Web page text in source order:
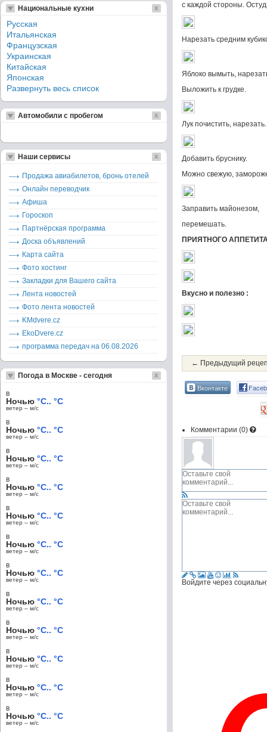
с каждой стороны.
Нарезать средним
Яблоко вымыть,
Выложить к грудке.
Лук почистить,
Добавить бруснику.
Можно свежую,
Заправить майонезом,
перемешать.
ПРИЯТНОГО
Вкусно и полезно :
← Предыдущий
Вконтакте
Комментарии (0)
Войдите через
Национальные кухни
Русская
Итальянская
Французская
Украинская
Китайская
Японская
Развернуть весь список
Автомобили с пробегом
Наши сервисы
Продажа авиабилетов, бронь отелей
Онлайн переводчик
Афиша
Гороскоп
Партнёрская программа
Доска объявлений
Карта сайта
Фото хостинг
Закладки для Вашего сайта
Лента новостей
Фото лента новостей
KMdvere.cz
EkoDvere.cz
программа передач на 06.08.2026
Погода в Москве - сегодня
в
Ночью °C.. °C
ветер – м/c
в
Ночью °C.. °C
ветер – м/c
в
Ночью °C.. °C
ветер – м/c
в
Ночью °C.. °C
ветер – м/c
в
Ночью °C.. °C
ветер – м/c
в
Ночью °C.. °C
ветер – м/c
в
Ночью °C.. °C
ветер – м/c
в
Ночью °C.. °C
ветер – м/c
в
Ночью °C.. °C
ветер – м/c
в
Ночью °C.. °C
ветер – м/c
в
Ночью °C.. °C
ветер – м/c
в
Ночью °C.. °C
ветер – м/c